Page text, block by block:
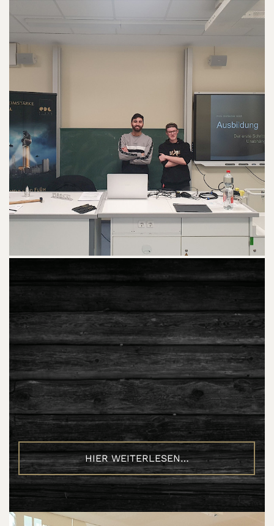
HIER WEITERLESEN…